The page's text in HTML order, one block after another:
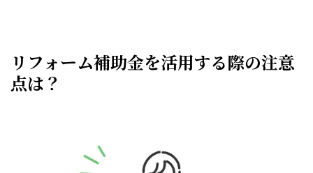
リフォーム補助金を活用する際の注意
点は？